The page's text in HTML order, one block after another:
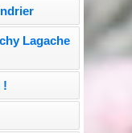
Lagache
!